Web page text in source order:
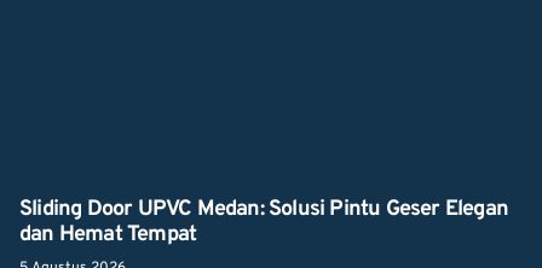
Sliding Door UPVC Medan: Solusi Pintu Geser Elegan
dan Hemat Tempat